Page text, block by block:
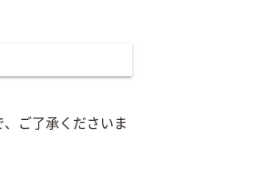
ご了承くださいま